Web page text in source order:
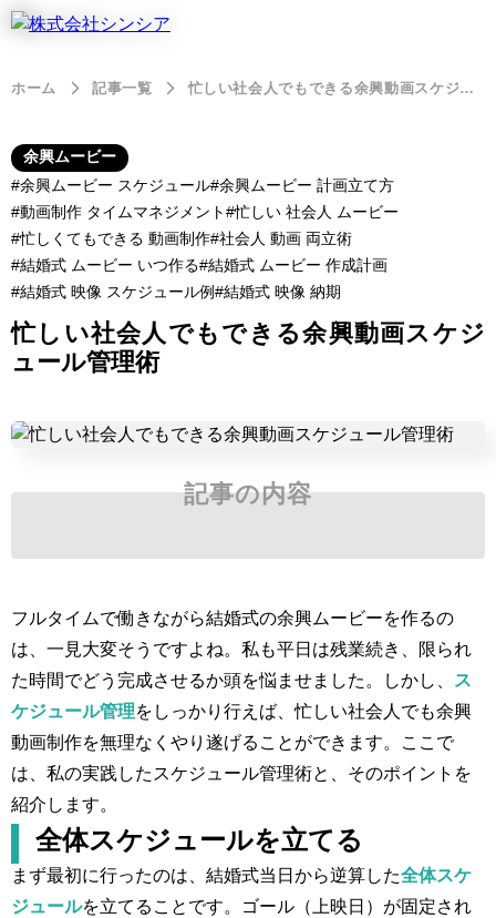
ホーム 記事一覧 忙しい社会人でもできる余興動画スケジュール管理術
余興ムービー
余興ムービー スケジュール 余興ムービー 計画立て方
動画制作 タイムマネジメント
忙しい 社会人 ムービー
忙しくてもできる 動画制作 社会人 動画 両立術
結婚式 ムービー いつ作る 結婚式 ムービー 作成計画
結婚式 映像 スケジュール例
結婚式 映像 納期
忙しい社会人でもできる余興動画スケジ
ュール管理術
記事の内容
フルタイムで働きながら結婚式の余興ムービーを作るの
は、一見大変そうですよね。私も平日は残業続き、限られ
た時間でどう完成させるか頭を悩ませました。しかし、
ス
ケジュール管理をしっかり行えば、忙しい社会人でも余興
動画制作を無理なくやり遂げることができます。ここで
は、私の実践したスケジュール管理術と、そのポイントを
紹介します。
全体スケジュールを立てる
まず最初に行ったのは、結婚式当日から逆算した全体スケ
ジュールを立てることです。ゴール（上映日）が固定され